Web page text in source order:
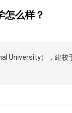
怎么样？
University），建